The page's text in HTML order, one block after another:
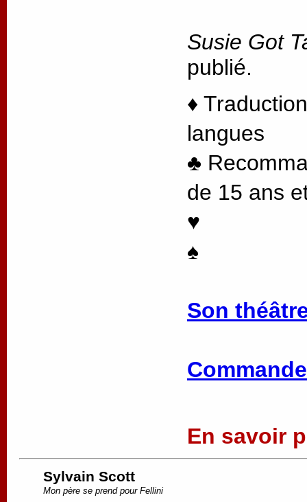
Susie Got
publié.
♦
langues
♣
de 15 ans
♥
♠
Son
En savoir
Sylvain Scott
Mon père se prend pour Fellini